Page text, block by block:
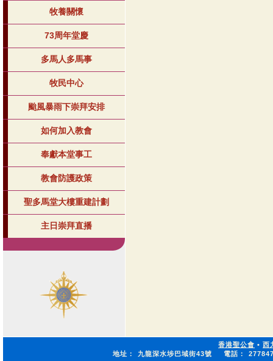
牧養關懷
73周年堂慶
多馬人多馬事
牧民中心
颱風暴雨下崇拜安排
如何加入教會
奉獻本堂事工
教會防護政策
聖多馬堂大樓重建計劃
主日崇拜直播
香港聖公會 • 西
地址：
九龍深水埗巴域街43號 電話：